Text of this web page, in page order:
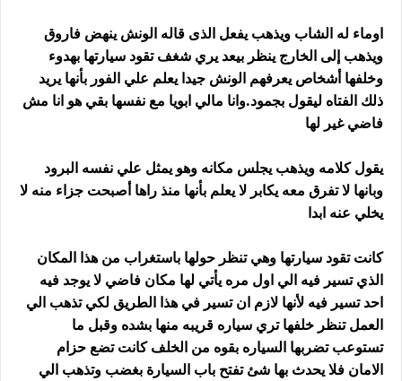
اوماء له الشاب ويذهب يفعل الذى قاله الونش ينهض فاروق
ويذهب إلى الخارج ينظر بيعد يري شغف تقود سيارتها بهدوء
وخلفها أشخاص يعرفهم الونش جيدا يعلم علي الفور بأنها يريد
ذلك الفتاه ليقول بجمود.وانا مالي ابويا مع نفسها بقي هو انا مش
فاضي غير لها
يقول كلامه ويذهب يجلس مكانه وهو يمثل علي نفسه البرود
وبانها لا تفرق معه يكابر لا يعلم بأنها منذ راها أصبحت جزاء منه لا
يخلي عنه ابدا
كانت تقود سيارتها وهي تنظر حولها باستغراب من هذا المكان
الذي تسير فيه الي اول مره يأتي لها مكان فاضي لا يوجد فيه
احد تسير فيه لأنها لازم ان تسير في هذا الطريق لكي تذهب الي
العمل تنظر خلفها تري سياره قريبه منها بشده وقبل ما
تستوعب تضربها السياره بقوه من الخلف كانت تضع حزام
الامان فلا يحدث بها شئ تفتح باب السيارة بغضب وتذهب الي